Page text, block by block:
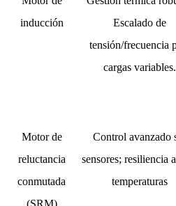
inducción
Escalado de
tensión/frecuencia
cargas variables.
Motor de
reluctancia
conmutada
(SRM)
Control avanzado
sensores; resiliencia
temperaturas